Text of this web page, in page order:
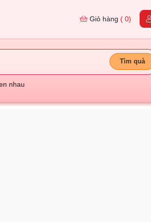
Giỏ hàng ( 0)
Tìm quà
nhau